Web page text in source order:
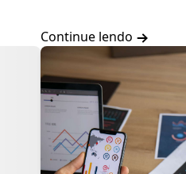
Continue lendo